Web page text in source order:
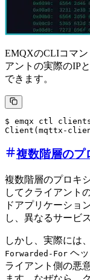
EMQXのCLIコマ
アントの実際のIP
できます。
$ emqx ctl
複数階層のプ
複数階層のプロキ
してクライアント
ドアプリケーショ
し、異なるサービ
しかし、実際には
Forwarded-For ヘ
ライアント側の悪